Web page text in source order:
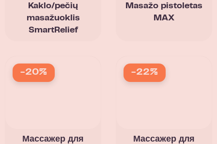
Kaklo/pečių
masažuoklis
SmartRelief
Masažo pistoletas
MAX
-20%
Массажер для
-22%
Массажер для